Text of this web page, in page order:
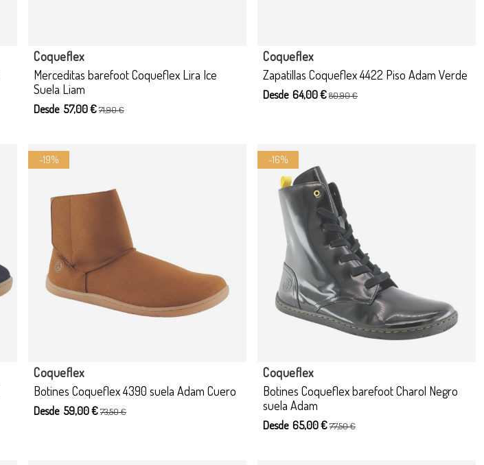
Merceditas barefoot Coqueflex Lira Ice
Suela Liam
Coqueflex
Desde 57,00 €71,90 €
Zapatillas Coqueflex 4422 Piso Adam Verde
Coqueflex
Desde 64,00 €80,90 €
-19%
Botines Coqueflex 4390 suela Adam Cuero
Coqueflex
Desde 59,00 €73,50 €
-16%
Botines Coqueflex barefoot Charol Negro
suela Adam
Coqueflex
Desde 65,00 €77,50 €